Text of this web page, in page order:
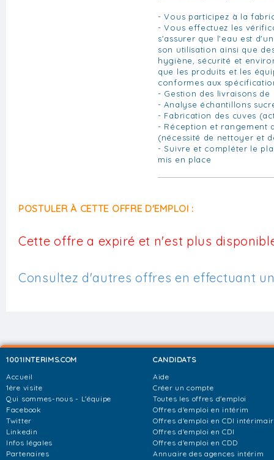
- Vous participez à la
- Vous effectuez les
s'assurer que l'eau est
son utilisation ainsi que
hygiène, sécurité et
que les produits et les
conformes aux
- Gestion des livraisons de
- Analyse échantillons
- Fabrication des cuves
- Réception et rangement
(nécessité de nettoyer et
- Suivre et compléter le
mis en place
POSTULER À CETTE OFFRE D'EMPLOI :
Cette offre a expiré et n'est plus
Consultez d'autres offres en effectuant
1001INTERIMS.COM
Accueil
1ère visite
Qui sommes-nous - L'équipe
Facebook
Twitter
Linkedin
Infos légales
Partenaires
CANDIDATS
Aide
Créer un compte
Toutes les offres d'emploi
Offres d'emploi en intérim
Offres d'emploi en CDI
Offres d'emploi en CDI
Offres d'emploi en CDD
Annuaire des agences intérim